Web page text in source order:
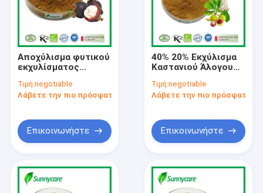
Αποχύλισμα φυτικού
εκχυλίσματος
6147-11-1
Τιμή:negotiable
Λάβετε την πιο πρόσφατη τιμή
Επικοινωνήστε
40% 20% Εκχύλισμα
Καστανιού Άλογου
Εκχύλισμα Aesculus
Hippocastanum
Τιμή:negotiable
Λάβετε την πιο πρόσφατη
Επικοινωνήστε